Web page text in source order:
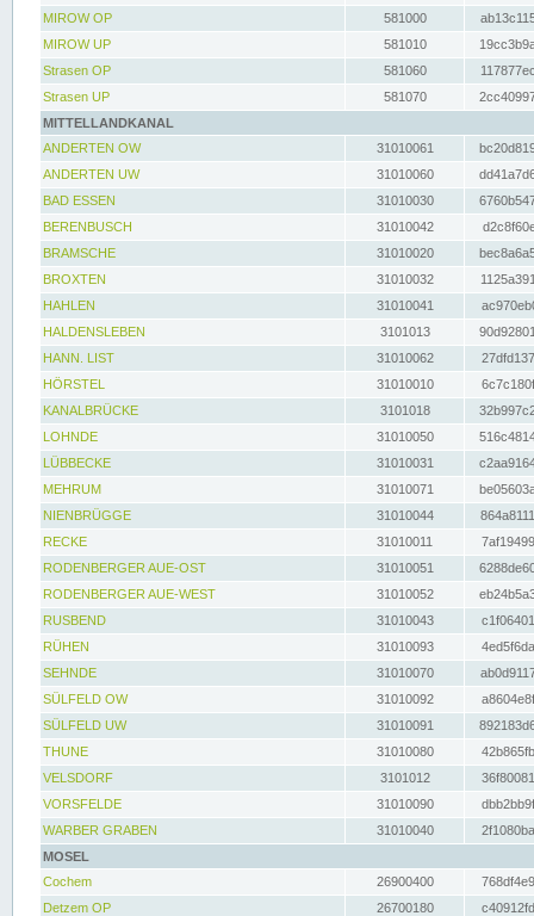
MIROW OP
581000
MIROW UP
581010
Strasen OP
581060
Strasen UP
581070
MITTELLANDKANAL
ANDERTEN OW
31010061
ANDERTEN UW
31010060
BAD ESSEN
31010030
BERENBUSCH
31010042
BRAMSCHE
31010020
BROXTEN
31010032
HAHLEN
31010041
HALDENSLEBEN
3101013
HANN. LIST
31010062
HÖRSTEL
31010010
KANALBRÜCKE
3101018
LOHNDE
31010050
LÜBBECKE
31010031
MEHRUM
31010071
NIENBRÜGGE
31010044
RECKE
31010011
RODENBERGER AUE-OST
31010051
RODENBERGER AUE-WEST
31010052
RUSBEND
31010043
RÜHEN
31010093
SEHNDE
31010070
SÜLFELD OW
31010092
SÜLFELD UW
31010091
THUNE
31010080
VELSDORF
3101012
VORSFELDE
31010090
WARBER GRABEN
31010040
MOSEL
Cochem
26900400
Detzem OP
26700180